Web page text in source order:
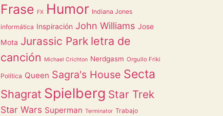
Frase FX Humor Indiana Jones
informática Inspiración John Williams Jose
Mota Jurassic Park letra de
canción
Michael Crichton Nerdgasm Orgullo Friki
Política Queen Sagra's House Secta
Shagrat Spielberg Star Trek
Star Wars Superman Terminator Trabajo